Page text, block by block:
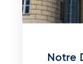
Notre